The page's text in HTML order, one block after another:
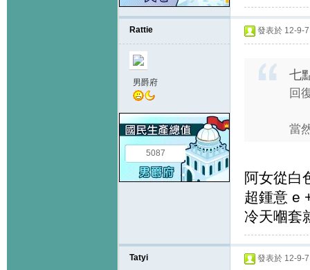
Rattie
男爵府
5087
發表於 12-9-
七
回
當
阿女從白
超鍾意 e
冷天嗰套
Tatyi 發表於 12-9-